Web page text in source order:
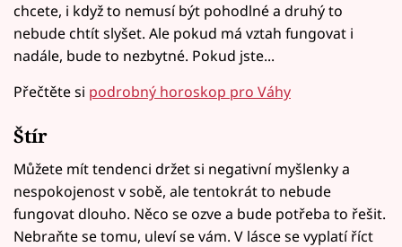
chcete, i když to nemusí být pohodlné a druhý to
nebude chtít slyšet. Ale pokud má vztah fungovat i
nadále, bude to nezbytné. Pokud jste...
Přečtěte si podrobný horoskop pro Váhy
Štír
Můžete mít tendenci držet si negativní myšlenky a
nespokojenost v sobě, ale tentokrát to nebude
fungovat dlouho. Něco se ozve a bude potřeba to řešit.
Nebraňte se tomu, uleví se vám. V lásce se vyplatí říct